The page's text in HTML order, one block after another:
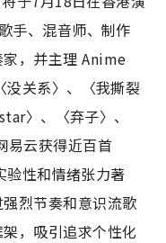
手、混音师、制作
，并主理 Anime
关系〉、〈我撕裂
〉、〈弃子〉、
易云获得近百首
性和情绪张力著
烈节奏和意识流歌
，吸引追求个性化